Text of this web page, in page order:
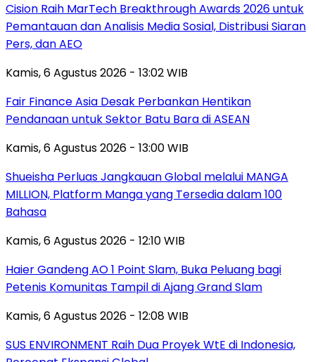
Cision Raih MarTech Breakthrough Awards 2026 untuk
Pemantauan dan Analisis Media Sosial, Distribusi Siaran
Pers, dan AEO
Kamis, 6 Agustus 2026 - 13:02 WIB
Fair Finance Asia Desak Perbankan Hentikan
Pendanaan untuk Sektor Batu Bara di ASEAN
Kamis, 6 Agustus 2026 - 13:00 WIB
Shueisha Perluas Jangkauan Global melalui MANGA
MILLION, Platform Manga yang Tersedia dalam 100
Bahasa
Kamis, 6 Agustus 2026 - 12:10 WIB
Haier Gandeng AO 1 Point Slam, Buka Peluang bagi
Petenis Komunitas Tampil di Ajang Grand Slam
Kamis, 6 Agustus 2026 - 12:08 WIB
SUS ENVIRONMENT Raih Dua Proyek WtE di Indonesia,